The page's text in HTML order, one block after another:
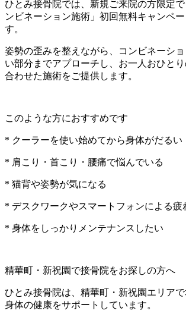
ひとみ接骨院では、新規ご来院の方限定
ンビネーション施術」初回無料キャンペ
す。
姿勢の歪みを整えながら、コンビネーシ
い部分までアプローチし、お一人おひと
合わせた施術をご提供します。
このような方におすすめです
* クーラーを使い始めてから身体がだるい
* 肩こり・首こり・腰痛で悩んでいる
* 猫背や姿勢が気になる
* デスクワークやスマートフォンによる疲
* 身体をしっかりメンテナンスしたい
精華町・新祝園で接骨院をお探しの方へ
ひとみ接骨院は、精華町・新祝園エリア
身体の健康をサポートしています。